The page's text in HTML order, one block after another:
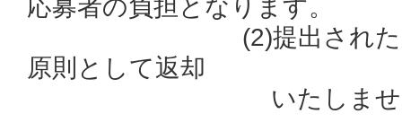
応募者の負担となります。
(2)提出された応募
原則として返却
いたしません